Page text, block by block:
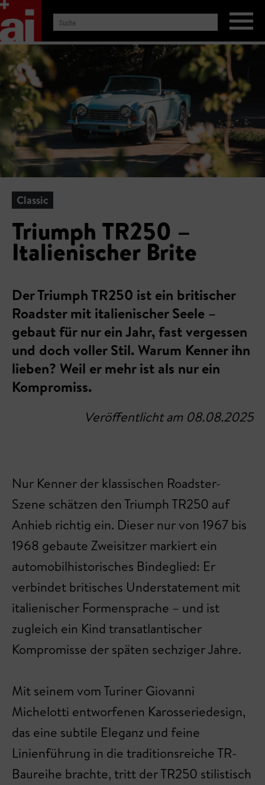
Classic
Triumph TR250 –
Italienischer Brite
Der Triumph TR250 ist ein britischer
Roadster mit italienischer Seele –
gebaut für nur ein Jahr, fast vergessen
und doch voller Stil. Warum Kenner ihn
lieben? Weil er mehr ist als nur ein
Kompromiss.
Veröffentlicht am 08.08.2025
Nur Kenner der klassischen Roadster-
Szene schätzen den Triumph TR250 auf
Anhieb richtig ein. Dieser nur von 1967 bis
1968 gebaute Zweisitzer markiert ein
automobilhistorisches Bindeglied: Er
verbindet britisches Understatement mit
italienischer Formensprache – und ist
zugleich ein Kind transatlantischer
Kompromisse der späten sechziger Jahre.
Mit seinem vom Turiner Giovanni
Michelotti entworfenen Karosseriedesign,
das eine subtile Eleganz und feine
Linienführung in die traditionsreiche TR-
Baureihe brachte, tritt der TR250 stilistisch